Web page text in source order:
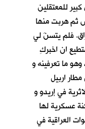
للمعتقلين
ثم هربت منها
فلم يتسنَ لي
ان اخبركِ
ما تعرفينه و
اربيل
في إريدو و
عسكرية لها
العراقية في